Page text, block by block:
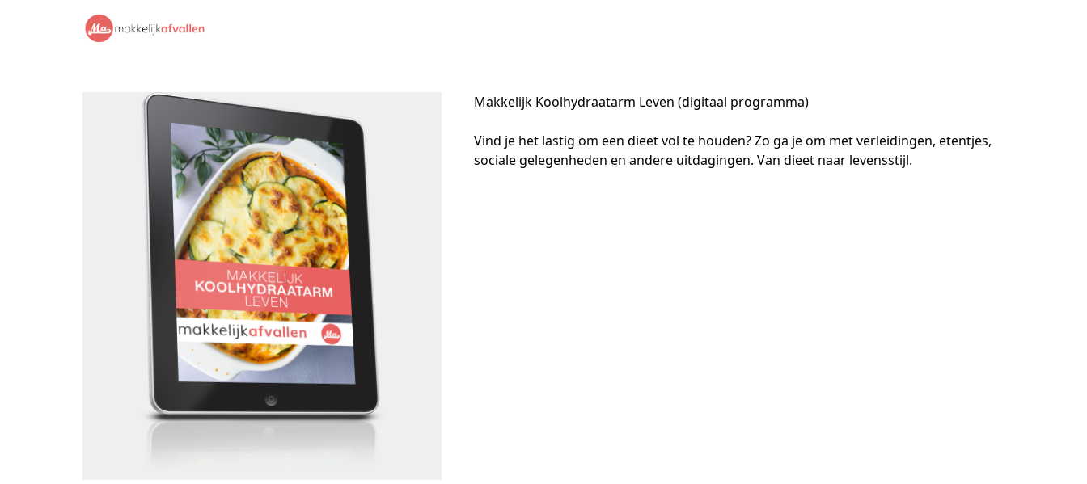
Makkelijk Koolhydraatarm Leven (digitaal programma)
Vind je het lastig om een dieet vol te houden? Zo ga je om met verleidingen, etentjes,
sociale gelegenheden en andere uitdagingen. Van dieet naar levensstijl.